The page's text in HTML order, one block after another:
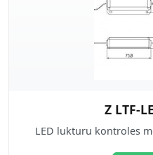
Z LTF-
LED lukturu kontroles